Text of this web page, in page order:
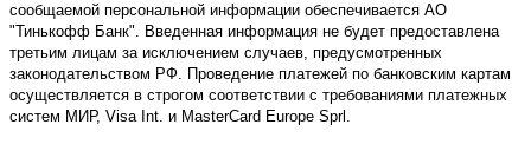
сообщаемой персональной информации обеспечивается АО
"Тинькофф Банк". Введенная информация не будет предоставлена
третьим лицам за исключением случаев, предусмотренных
законодательством РФ. Проведение платежей по банковским картам
осуществляется в строгом соответствии с требованиями платежных
систем МИР, Visa Int. и MasterCard Europe Sprl.